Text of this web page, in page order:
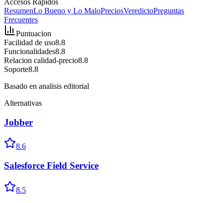
Accesos Rápidos
ResumenLo Bueno y Lo MaloPreciosVeredictoPreguntas
Frecuentes
Puntuacion
Facilidad de uso8.8
Funcionalidades8.8
Relacion calidad-precio8.8
Soporte8.8
Basado en analisis editorial
Alternativas
Jobber
8.6
Salesforce Field Service
8.5